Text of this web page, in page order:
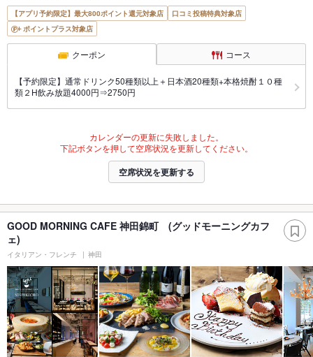
【アプリ予約限定】最大800ポイント還元対象店
口コミ投稿特典対象店
ポイントプラス対象店
クーポン コース
【予約限定】通常ドリンク50種類以上＋日本酒20種類+本格焼酎１０種
類２H飲み放題4000円⇒2750円
カレンダーの更新に失敗しました。
下記ボタンを押して空席状況を更新してください。
空席状況を更新する
GOOD MORNING CAFE 神田錦町 (グッドモーニングカフ
ェ)
イタリアン・フレンチ 神田